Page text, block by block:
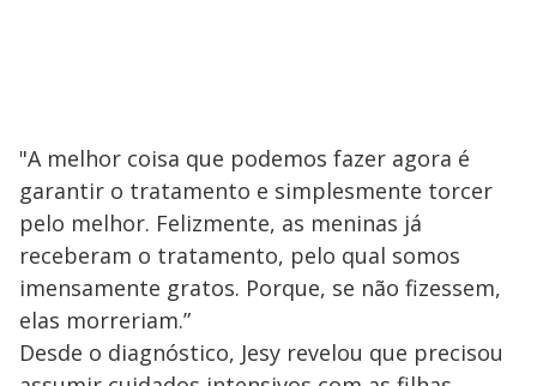
"A melhor coisa que podemos fazer agora é
garantir o tratamento e simplesmente torcer
pelo melhor. Felizmente, as meninas já
receberam o tratamento, pelo qual somos
imensamente gratos. Porque, se não fizessem,
elas morreriam.”
Desde o diagnóstico, Jesy revelou que precisou